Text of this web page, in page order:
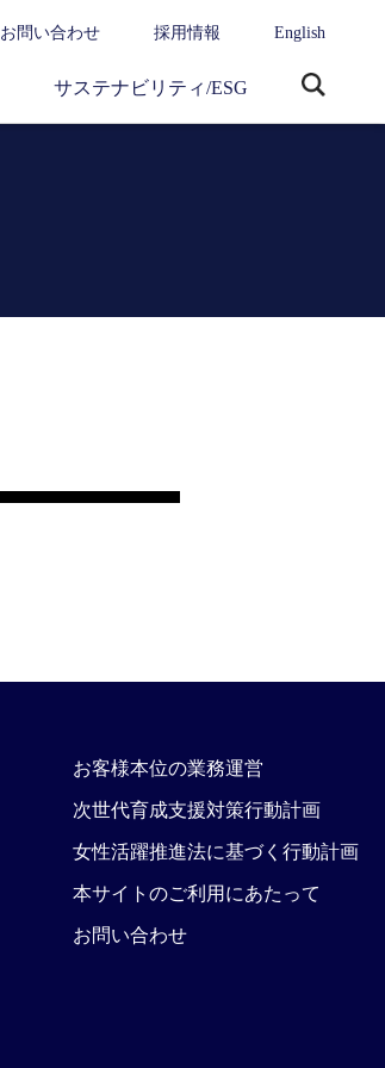
お問い合わせ 採用情報 English
サステナビリティ/ESG
お客様本位の業務運営
次世代育成支援対策行動計画
女性活躍推進法に基づく行動計画
本サイトのご利用にあたって
お問い合わせ